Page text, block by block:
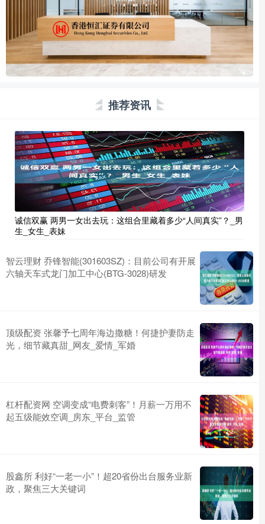
推荐资讯
诚信双赢 两男一女出去玩：这组合里藏着多少“人间真实”？_男
生_女生_表妹
智云理财 乔锋智能(301603SZ)：目前公司有开展
六轴天车式龙门加工中心(BTG-3028)研发
顶级配资 张馨予七周年海边撒糖！何捷护妻防走
光，细节藏真甜_网友_爱情_军婚
杠杆配资网 空调变成“电费刺客”！月薪一万用不
起五级能效空调_房东_平台_监管
股鑫所 利好“一老一小”！超20省份出台服务业新
政，聚焦三大关键词